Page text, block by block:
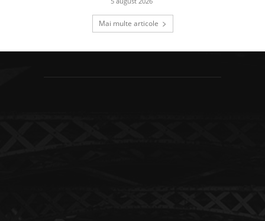
Mai multe articole